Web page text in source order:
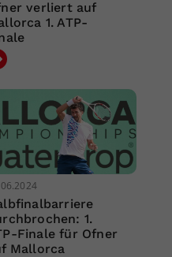
verliert auf
1. ATP-
1.
Finale für Ofner
Mallorca